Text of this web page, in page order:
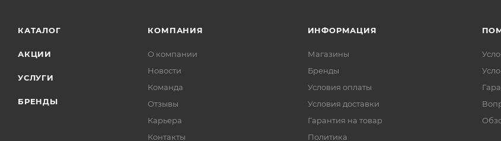
КАТАЛОГ
АКЦИИ
УСЛУГИ
БРЕНДЫ
КОМПАНИЯ
О компании
Новости
Команда
Отзывы
Карьера
Контакты
ИНФОРМАЦИЯ
Магазины
Бренды
Условия оплаты
Условия доставки
Гарантия на товар
Политика